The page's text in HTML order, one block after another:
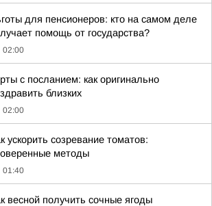
для пенсионеров: кто на самом деле
помощь от государства?
02:00
с посланием: как оригинально
близких
02:00
ускорить созревание томатов:
методы
01:40
весной получить сочные ягоды